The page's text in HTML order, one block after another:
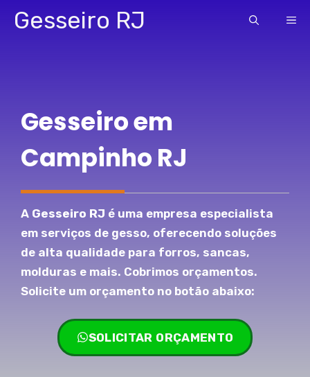
Pular
paraGesseiro RJ
Gesseiro em
Campinho RJ
A Gesseiro RJ é uma empresa especialista
em serviços de gesso, oferecendo soluções
de alta qualidade para forros, sancas,
molduras e mais. Cobrimos orçamentos.
Solicite um orçamento no botão abaixo:
SOLICITAR ORÇAMENTO